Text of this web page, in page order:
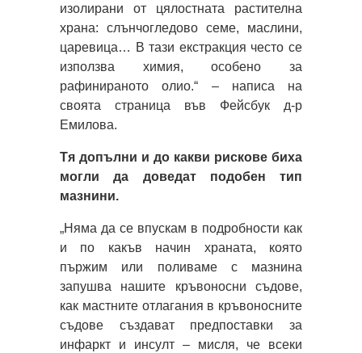
изолирани от цялостната растителна
храна: слънчогледово семе, маслини,
царевица… В тази екстракция често се
използва химия, особено за
рафинираното олио.“ – написа на
своята страница във Фейсбук д-р
Емилова.
Тя допълни и до какви рискове биха
могли да доведат подобен тип
мазнини.
„Няма да се впускам в подробности как
и по какъв начин храната, която
пържим или поливаме с мазнина
запушва нашите кръвоносни съдове,
как мастните отлагания в кръвоносните
съдове създават предпоставки за
инфаркт и инсулт – мисля, че всеки